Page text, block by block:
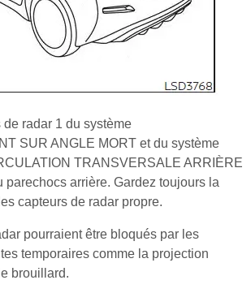
de radar 1 du système
SUR ANGLE MORT et du système
TRANSVERSALE ARRIÈRE
parechocs arrière. Gardez toujours la
capteurs de radar propre.
pourraient être bloqués par les
temporaires comme la projection
brouillard.